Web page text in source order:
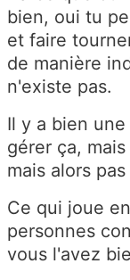
bien, oui tu
et faire
de manière
n'existe pas.
Il y a bien
gérer ça,
mais alors
Ce qui joue
personnes
vous l'avez